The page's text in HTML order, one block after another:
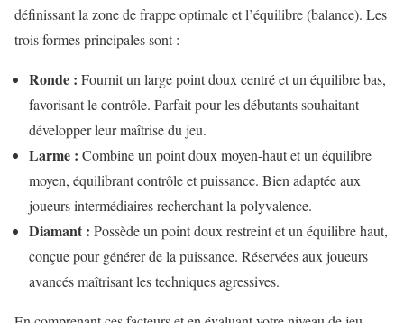
définissant la zone de frappe optimale et l’équilibre (balance). Les
trois formes principales sont :
Ronde : Fournit un large point doux centré et un équilibre bas,
favorisant le contrôle. Parfait pour les débutants souhaitant
développer leur maîtrise du jeu.
Larme : Combine un point doux moyen-haut et un équilibre
moyen, équilibrant contrôle et puissance. Bien adaptée aux
joueurs intermédiaires recherchant la polyvalence.
Diamant : Possède un point doux restreint et un équilibre haut,
conçue pour générer de la puissance. Réservées aux joueurs
avancés maîtrisant les techniques agressives.